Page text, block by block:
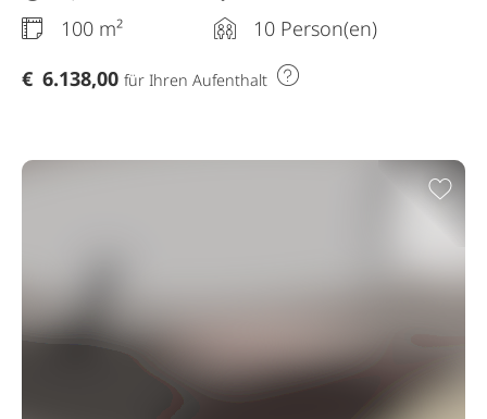
100 m²
10 Person(en)
€ 6.138,00 für Ihren Aufenthalt